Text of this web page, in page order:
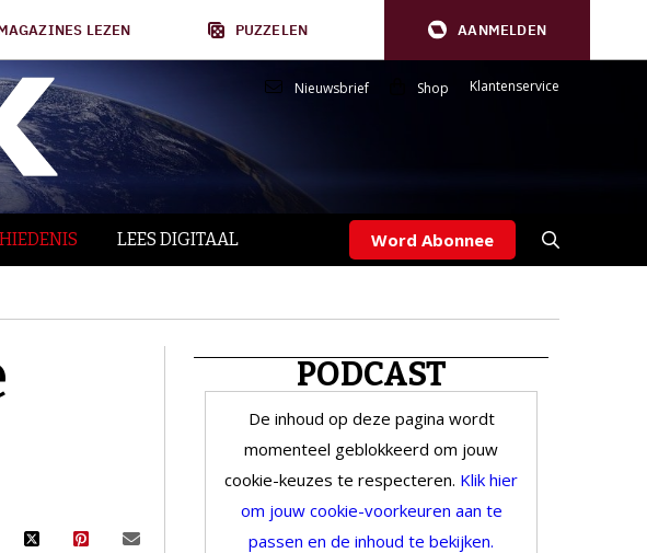
LEZEN PUZZELEN AANMELDEN
Nieuwsbrief Shop Klantenservice
LEES DIGITAAL Word Abonnee
PODCAST
De inhoud op deze pagina wordt
momenteel geblokkeerd om jouw
cookie-keuzes te respecteren. Klik hier
om jouw cookie-voorkeuren aan te
passen en de inhoud te bekijken.